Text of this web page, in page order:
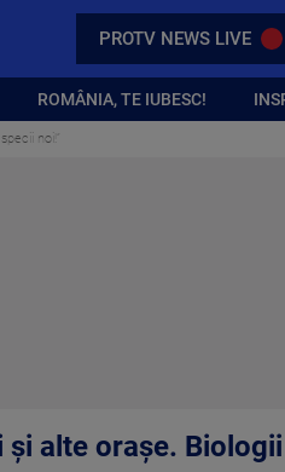
PROTV NEWS LIVE
ROMÂNIA, TE IUBESC!
noi!”
alte orașe. Biologii